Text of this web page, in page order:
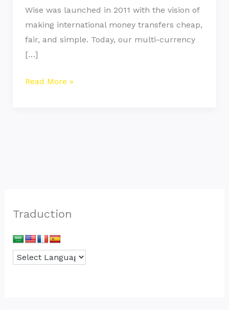
Wise was launched in 2011 with the vision of
making international money transfers cheap,
fair, and simple. Today, our multi-currency
[…]
Read More »
Traduction